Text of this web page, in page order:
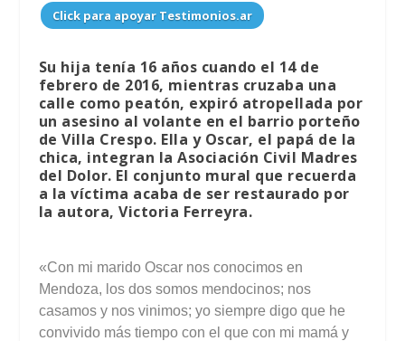
Click para apoyar Testimonios.ar
Su hija tenía 16 años cuando el 14 de
febrero de 2016, mientras cruzaba una
calle como peatón, expiró atropellada por
un asesino al volante en el barrio porteño
de Villa Crespo. Ella y Oscar, el papá de la
chica, integran la Asociación Civil Madres
del Dolor. El conjunto mural que recuerda
a la víctima acaba de ser restaurado por
la autora, Victoria Ferreyra.
«Con mi marido Oscar nos conocimos en
Mendoza, los dos somos mendocinos; nos
casamos y nos vinimos; yo siempre digo que he
convivido más tiempo con el que con mi mamá y